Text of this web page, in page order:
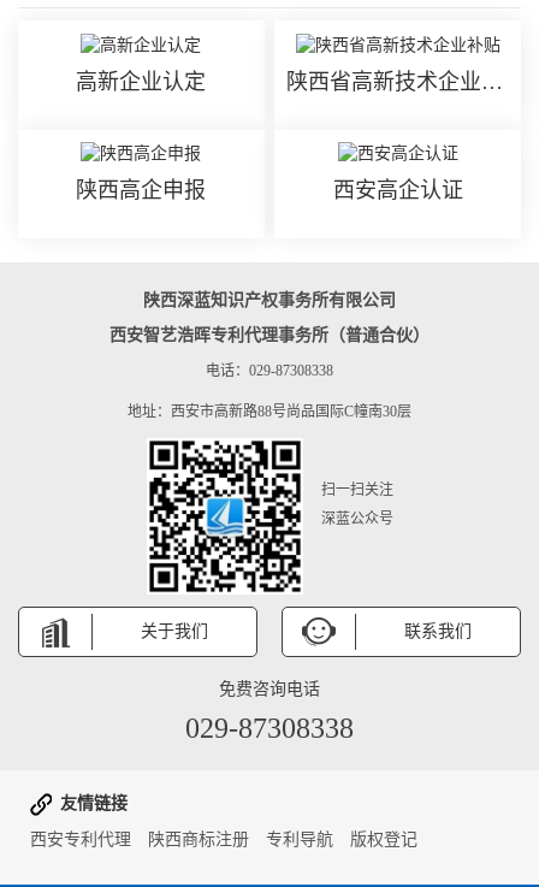
高新企业认定 陕西省高新技术企业补贴
陕西高企申报 西安高企认证
陕西深蓝知识产权事务所有限公司
西安智艺浩晖专利代理事务所（普通合伙）
电话：029-87308338
地址：西安市高新路88号尚品国际C幢南30层
扫一扫关注
深蓝公众号
关于我们 联系我们
免费咨询电话
029-87308338
友情链接
西安专利代理
陕西商标注册 专利导航 版权登记